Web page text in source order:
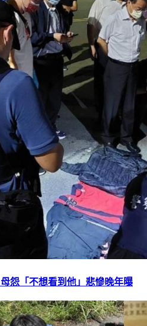
怨「不想看到他」悲慘晚年曝